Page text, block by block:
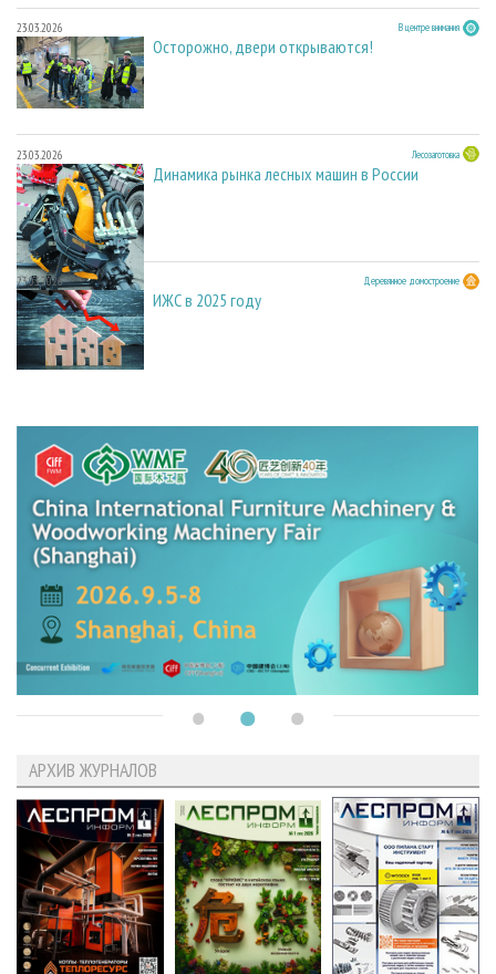
23.03.2026 В центре внимания
Осторожно, двери открываются!
23.03.2026 Лесозаготовка
Динамика рынка лесных машин в России
23.03.2026 Деревянное домостроение
ИЖС в 2025 году
АРХИВ ЖУРНАЛОВ